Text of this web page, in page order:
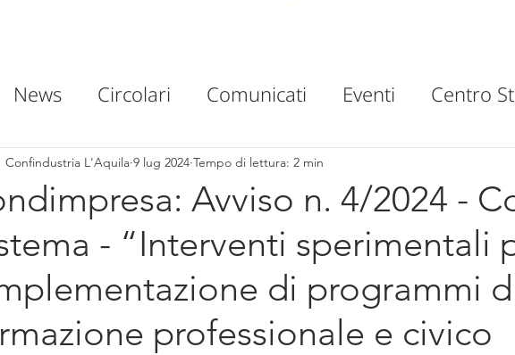
News Circolari Comunicati Eventi Centro
Appuntamenti Territorio
Artificiale diritto d'impresa Sostenibilità
Avviso n. 4/2024 -
- “Interventi sperimentali
di programmi
professionale e civico
Confindustria L'Aquila 9 lug 2024 Tempo di lettura: 2 min